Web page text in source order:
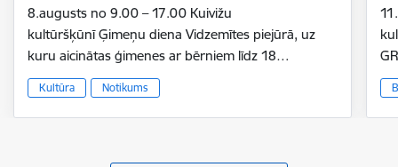
8.augusts no 9.00 – 17.00 Kuivižu
kultūršķūnī Ģimeņu diena Vidzemītes piejūrā, uz
kuru aicinātas ģimenes ar bērniem līdz 18…
Kultūra Notikums